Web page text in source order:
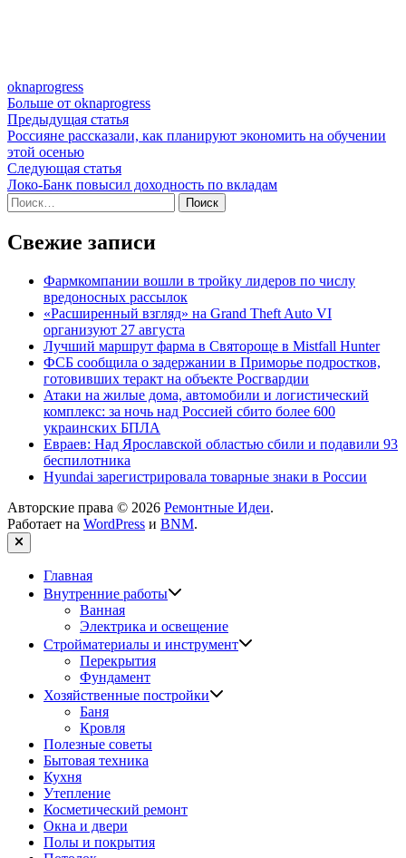
oknaprogress
Больше от oknaprogress
Навигация
по
записям
Предыдущая статьяПредыдущая
статья:
Россияне рассказали, как планируют экономить на обучении
этой осенью
Следующая статьяСледующая
статья:
Локо-Банк повысил доходность по вкладам
Найти:
Свежие записи
Фармкомпании вошли в тройку лидеров по числу
вредоносных рассылок
«Расширенный взгляд» на Grand Theft Auto VI
организуют 27 августа
Лучший маршрут фарма в Святороще в Mistfall Hunter
ФСБ сообщила о задержании в Приморье подростков,
готовивших теракт на объекте Росгвардии
Атаки на жилые дома, автомобили и логистический
комплекс: за ночь над Россией сбито более 600
украинских БПЛА
Евраев: Над Ярославской областью сбили и подавили 93
беспилотника
Hyundai зарегистрировала товарные знаки в России
Авторские права © 2026 Ремонтные Идеи.
Работает на WordPress и BNM.
Закрыть
Главная
Внутренние работы
Ванная
Электрика и освещение
Стройматериалы и инструмент
Перекрытия
Фундамент
Хозяйственные постройки
Баня
Кровля
Полезные советы
Бытовая техника
Кухня
Утепление
Косметический ремонт
Окна и двери
Полы и покрытия